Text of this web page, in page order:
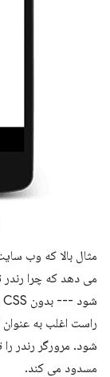
مسدود می کند.